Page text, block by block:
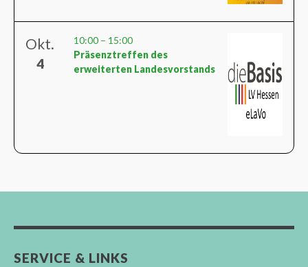
Okt.
4
10:00 – 15:00
Präsenztreffen des
erweiterten Landesvorstands
SERVICE & LINKS